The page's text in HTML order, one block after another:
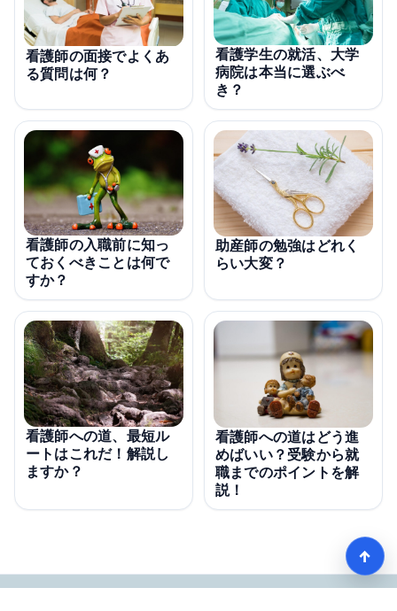
看護師の面接でよくあ
る質問は何？
看護学生の就活、大学
病院は本当に選ぶべ
き？
看護師の入職前に知っ
ておくべきことは何で
すか？
助産師の勉強はどれく
らい大変？
看護師への道、最短ル
ートはこれだ！解説し
ますか？
看護師への道はどう進
めばいい？受験から就
職までのポイントを解
説！
↑